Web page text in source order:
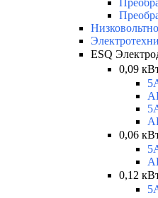
ESQ
0,09
0,06
0,12